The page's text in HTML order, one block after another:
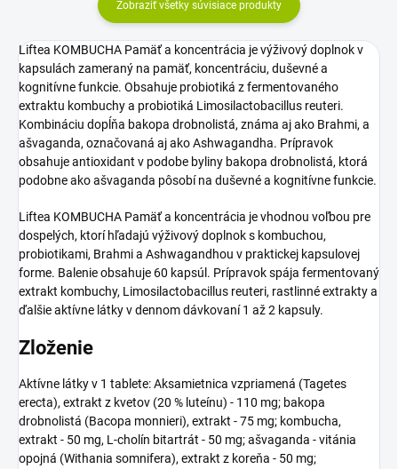
Zobraziť všetky súvisiace produkty
Liftea KOMBUCHA Pamäť a koncentrácia je výživový doplnok v
kapsulách zameraný na pamäť, koncentráciu, duševné a
kognitívne funkcie. Obsahuje probiotiká z fermentovaného
extraktu kombuchy a probiotiká Limosilactobacillus reuteri.
Kombináciu dopĺňa bakopa drobnolistá, známa aj ako Brahmi, a
ašvaganda, označovaná aj ako Ashwagandha. Prípravok
obsahuje antioxidant v podobe byliny bakopa drobnolistá, ktorá
podobne ako ašvaganda pôsobí na duševné a kognitívne funkcie.
Liftea KOMBUCHA Pamäť a koncentrácia je vhodnou voľbou pre
dospelých, ktorí hľadajú výživový doplnok s kombuchou,
probiotikami, Brahmi a Ashwagandhou v praktickej kapsulovej
forme. Balenie obsahuje 60 kapsúl. Prípravok spája fermentovaný
extrakt kombuchy, Limosilactobacillus reuteri, rastlinné extrakty a
ďalšie aktívne látky v dennom dávkovaní 1 až 2 kapsuly.
Zloženie
Aktívne látky v 1 tablete: Aksamietnica vzpriamená (Tagetes
erecta), extrakt z kvetov (20 % luteínu) - 110 mg; bakopa
drobnolistá (Bacopa monnieri), extrakt - 75 mg; kombucha,
extrakt - 50 mg, L-cholín bitartrát - 50 mg; ašvaganda - vitánia
opojná (Withania somnifera), extrakt z koreňa - 50 mg;